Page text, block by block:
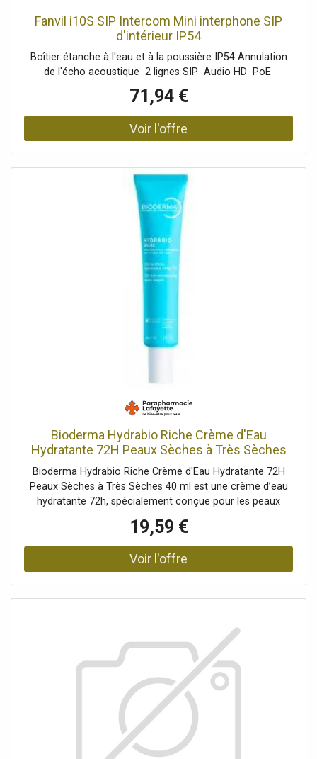
Fanvil i10S SIP Intercom Mini interphone SIP
d'intérieur IP54
Boîtier étanche à l'eau et à la poussière IP54 Annulation
de l'écho acoustique 2 lignes SIP Audio HD PoE
71,94 €
Bioderma Hydrabio Riche Crème d'Eau
Hydratante 72H Peaux Sèches à Très Sèches
40 ml - Tube 40 ml
Bioderma Hydrabio Riche Crème d'Eau Hydratante 72H
Peaux Sèches à Très Sèches 40 ml est une crème d’eau
hydratante 72h, spécialement conçue pour les peaux
19,59 €